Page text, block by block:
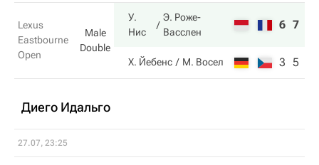
Lexus
Eastbourne
Open
Male
Double
У.
Нис
Э. Роже-
Васслен
6 7
Х. Йебенс М. Восел 3 5
Диего Идальго
27.07, 23:25